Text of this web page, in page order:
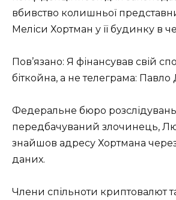
вбивство колишньої
Меліси Хортман у її будинку в
Пов’язано: Я фінансував свій
біткойна, а не телеграма: Павло
Федеральне бюро
передбачуваний злочинець,
знайшов адресу Хортмана
даних.
Члени спільноти криптовалют